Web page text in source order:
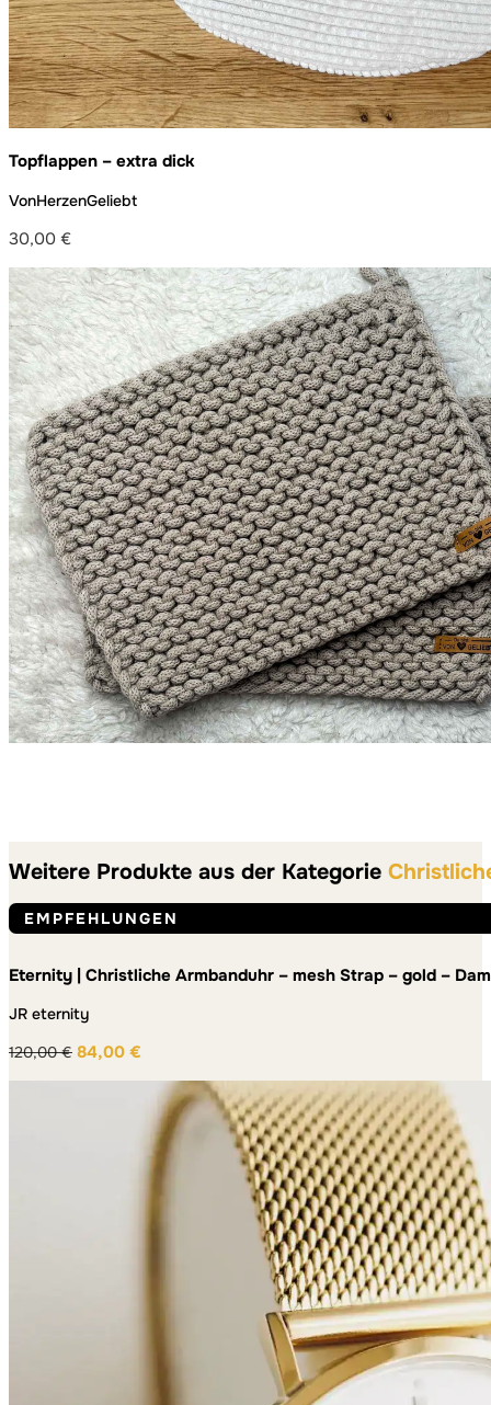
Topflappen – extra dick
VonHerzenGeliebt
30,00 €
Weitere Produkte aus der Kategorie
EMPFEHLUNGEN
Eternity | Christliche Armbanduhr – mesh Strap – gold –
JR eternity
120,00€ 84,00 €
Preis
ist:
84,00 €.